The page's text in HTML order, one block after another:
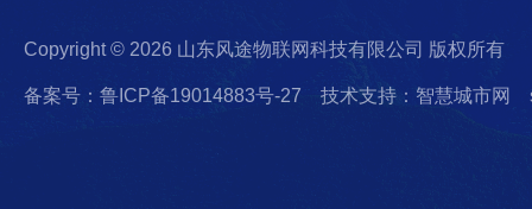
Copyright © 2026 山东风途物联网科技有限公司 版权所有
备案号：鲁ICP备19014883号-27 技术支持：智慧城市网